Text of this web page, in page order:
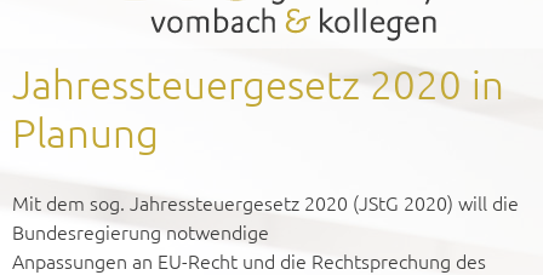
Jahressteuergesetz 2020 in
Planung
Mit dem sog. Jahressteuergesetz 2020 (JStG 2020) will die
Bundesregierung notwendige
Anpassungen an EU-Recht und die Rechtsprechung des